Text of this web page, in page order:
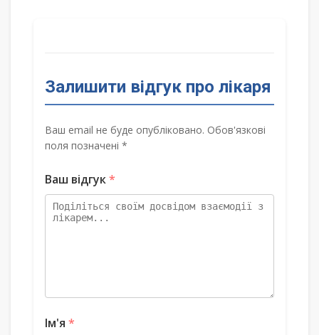
Залишити відгук про лікаря
Ваш email не буде опубліковано. Обов'язкові
поля позначені *
Ваш відгук*
Ім'я *